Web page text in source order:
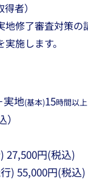
者）
地修了審査対策の
施します。
実地(基本)15時間以上
27,500円(税込)
) 55,000円(税込)